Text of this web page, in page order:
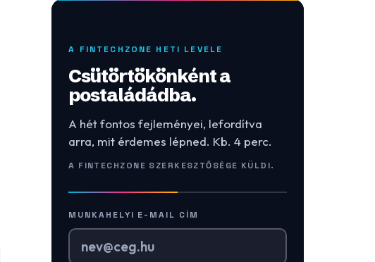
A FINTECHZONE HETI LEVELE
Csütörtökönként a
postaládádba.
A hét fontos fejleményei, lefordítva
arra, mit érdemes lépned. Kb. 4 perc.
A FINTECHZONE SZERKESZTŐSÉGE KÜLDI.
MUNKAHELYI E-MAIL CÍM